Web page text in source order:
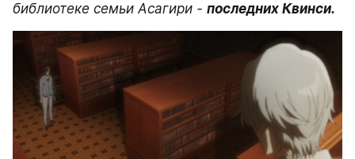
библиотеке семьи Асагири - последних Квинси.